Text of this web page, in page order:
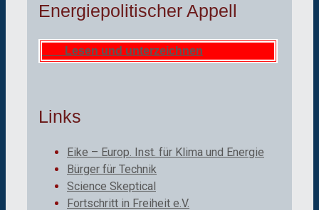
Energiepolitischer Appell
Lesen und unterzeichnen
Links
Eike – Europ. Inst. für Klima und Energie
Bürger für Technik
Science Skeptical
Fortschritt in Freiheit e.V.